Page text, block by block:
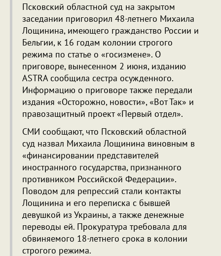
Псковский областной суд на закрытом
заседании приговорил 48-летнего Михаила
Лощинина, имеющего гражданство России и
Бельгии, к 16 годам колонии строгого
режима по статье о «госизмене». О
приговоре, вынесенном 2 июня, изданию
ASTRA сообщила сестра осужденного.
Информацию о приговоре также передали
издания «Осторожно, новости», «Вот Так» и
правозащитный проект «Первый отдел».
СМИ сообщают, что Псковский областной
суд назвал Михаила Лощинина виновным в
«финансировании представителей
иностранного государства, признанного
противником Российской Федерации».
Поводом для репрессий стали контакты
Лощинина и его переписка с бывшей
девушкой из Украины, а также денежные
переводы ей. Прокуратура требовала для
обвиняемого 18-летнего срока в колонии
строгого режима.